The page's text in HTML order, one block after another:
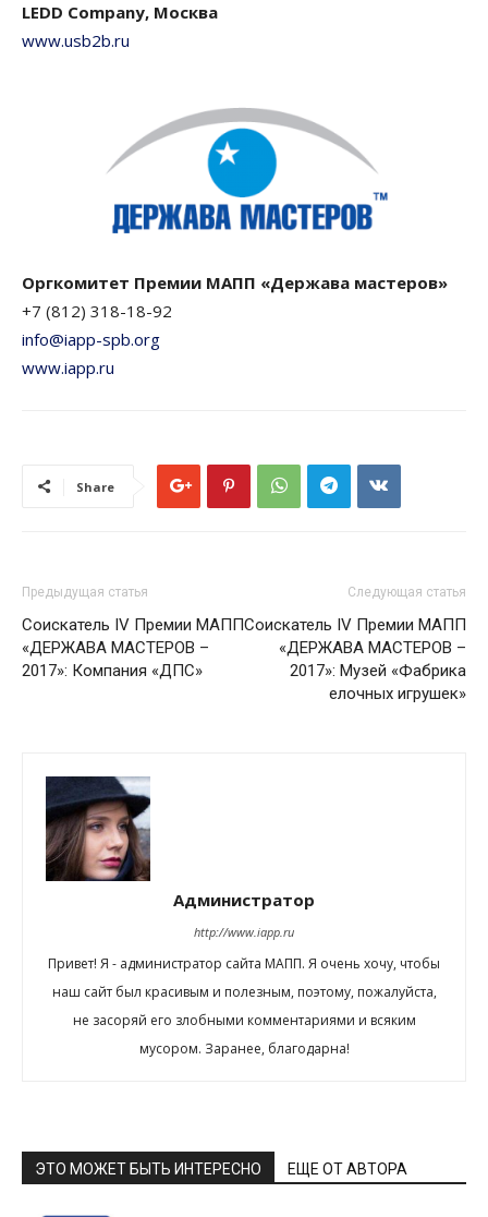
LEDD Company, Москва
www.usb2b.ru
Оргкомитет Премии МАПП «Держава мастеров»
+7 (812) 318-18-92
info@iapp-spb.org
www.iapp.ru
Share
Предыдущая статья
Соискатель IV Премии МАПП
«ДЕРЖАВА МАСТЕРОВ –
2017»: Компания «ДПС»
Следующая статья
Соискатель IV Премии МАПП
«ДЕРЖАВА МАСТЕРОВ –
2017»: Музей «Фабрика
елочных игрушек»
Администратор
http://www.iapp.ru
Привет! Я - администратор сайта МАПП. Я очень хочу, чтобы
наш сайт был красивым и полезным, поэтому, пожалуйста,
не засоряй его злобными комментариями и всяким
мусором. Заранее, благодарна!
ЭТО МОЖЕТ БЫТЬ ИНТЕРЕСНО ЕЩЕ ОТ АВТОРА